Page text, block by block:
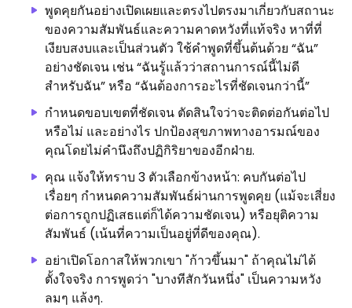
พูดคุยกันอย่างเปิดเผยและตรงไปตรงมาเกี่ยวกับสถานะ
ของความสัมพันธ์และความคาดหวังที่แท้จริง หาที่ที่
เงียบสงบและเป็นส่วนตัว ใช้คำพูดที่ขึ้นต้นด้วย “ฉัน”
อย่างชัดเจน เช่น “ฉันรู้แล้วว่าสถานการณ์นี้ไม่ดี
สำหรับฉัน” หรือ “ฉันต้องการอะไรที่ชัดเจนกว่านี้”
กำหนดขอบเขตที่ชัดเจน ตัดสินใจว่าจะติดต่อกันต่อไป
หรือไม่ และอย่างไร ปกป้องสุขภาพทางอารมณ์ของ
คุณโดยไม่คำนึงถึงปฏิกิริยาของอีกฝ่าย.
คุณ แจ้งให้ทราบ 3 ตัวเลือกข้างหน้า: คบกันต่อไป
เรื่อยๆ กำหนดความสัมพันธ์ผ่านการพูดคุย (แม้จะเสี่ยง
ต่อการถูกปฏิเสธแต่ก็ได้ความชัดเจน) หรือยุติความ
สัมพันธ์ (เน้นที่ความเป็นอยู่ที่ดีของคุณ).
อย่าเปิดโอกาสให้พวกเขา "ก้าวขึ้นมา" ถ้าคุณไม่ได้
ตั้งใจจริง การพูดว่า "บางทีสักวันหนึ่ง" เป็นความหวัง
ลมๆ แล้งๆ.